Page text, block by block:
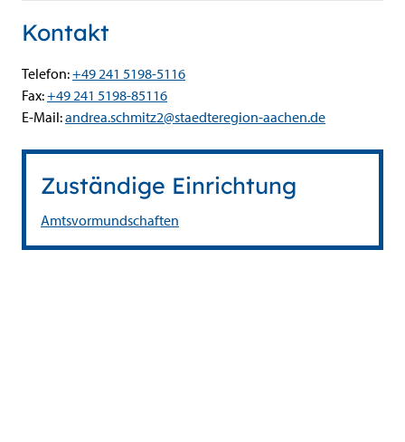
Kontakt
Telefon:+49 241 5198-5116
Fax:+49 241 5198-85116
E-Mail:andrea.schmitz2@staedteregion-aachen.de
Zuständige Einrichtung
Amtsvormundschaften